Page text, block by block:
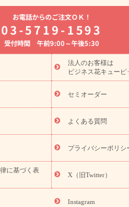
お祝いの花特集
誕生日フラ
コキキョウ)
開店・開業祝い
お悔やみ お供え・お悔やみの花
通夜・葬儀に贈る花 胡蝶蘭・花
節のイベント
ひまわり ギフト
初盆） 季節のイベント
（新盆・初盆）
お盆・お供え
プリザーブドフラワー
ひまわ
花贈り・お中元・暑中見舞い 花
ギフト・プレゼント特集
特集
敬老の日 花のおすすめ
ト・プレゼント特集
敬老の
敬老の日の花 全てのギフト
ターガーディアンズ』コラボキ
です」キャンペーン
誕生日
誕生日フラワーギフト特集
お電話からのご注文ＯＫ！
03-5719-1593
受付時間 午前9:00～午後5:30
法人のお客様は
ビジネス花キューピ
セミオーダー
よくある質問
プライバシーポリシ
に基づく表
X（旧Twitter）
Instagram